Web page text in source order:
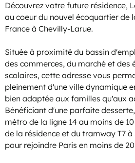
Découvrez votre future résidence,
au coeur du nouvel écoquartier de
France à Chevilly-Larue.
Située à proximité du bassin
des commerces, du marché et des
scolaires, cette adresse vous
pleinement d'une ville dynamique
bien adaptée aux familles qu'aux
Bénéficiant d'une parfaite
métro de la ligne 14 au moins de
de la résidence et du tramway T7
pour rejoindre Paris en moins de